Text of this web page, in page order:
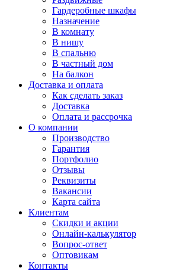
Гардеробные шкафы
Назначение
В комнату
В нишу
В спальню
В частный дом
На балкон
Доставка и оплата
Как сделать заказ
Доставка
Оплата и рассрочка
О компании
Производство
Гарантия
Портфолио
Отзывы
Реквизиты
Вакансии
Карта сайта
Клиентам
Скидки и акции
Онлайн-калькулятор
Вопрос-ответ
Оптовикам
Контакты